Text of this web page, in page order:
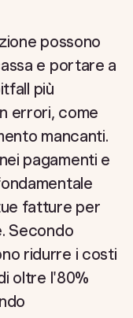
possono
e portare a
più
errori, come
mancanti.
pagamenti e
fatture per
Secondo
ridurre i costi
oltre l'80%